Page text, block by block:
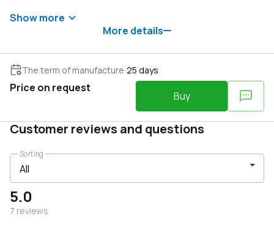
Show more
More details
The term of manufacture:25 days
Price on request
Buy
Customer reviews and questions
5.0
7 reviews
Sorting